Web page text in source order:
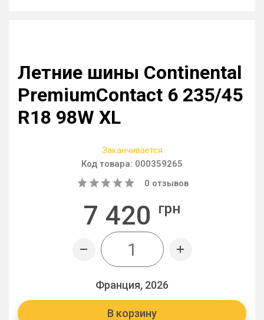
Летние шины Continental
PremiumContact 6 235/45
R18 98W XL
Заканчивается
Код товара: 000359265
0 отзывов
7 420 грн
Франция, 2026
В корзину